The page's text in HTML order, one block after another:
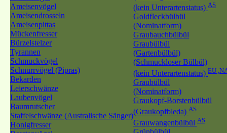
Ameisenvögel
Ameisendrosseln
Ameisenpittas
Mückenfresser
Bürzelstelzer
Tyrannen
Schmuckvögel
Schnurrvögel (Pipras)
Bekarden
Leierschwänze
Laubenvögel
Baumrutscher
Staffelschwänze (Australische Sänger)
Honigfresser
(kein Unterartenstatus) AS
Goldfleckbülbül
(Nominatform)
Graubauchbülbül
Graubülbül
(Gartenbülbül)
(Schmuckloser Bülbül)
(kein Unterartenstatus) EU
Graubülbül
(Nominatform)
Graukopf-Borstenbülbül
(Graukopfbleda) AS
Grauwangenbülbül AS